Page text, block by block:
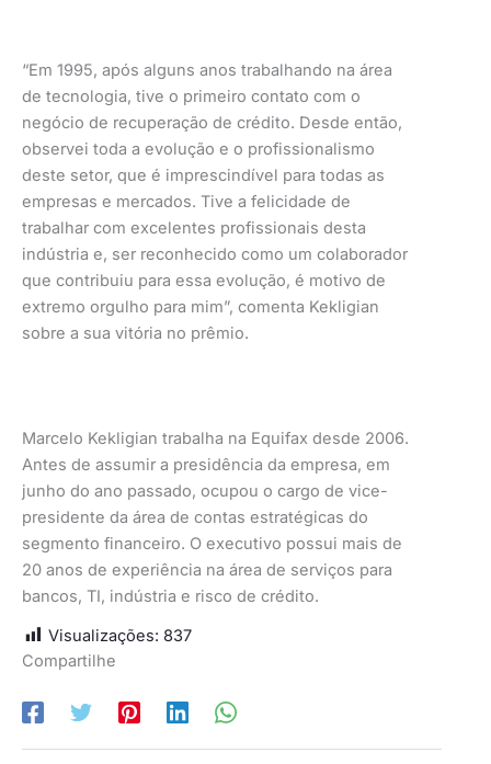
“Em 1995, após alguns anos trabalhando na área
de tecnologia, tive o primeiro contato com o
negócio de recuperação de crédito. Desde então,
observei toda a evolução e o profissionalismo
deste setor, que é imprescindível para todas as
empresas e mercados. Tive a felicidade de
trabalhar com excelentes profissionais desta
indústria e, ser reconhecido como um colaborador
que contribuiu para essa evolução, é motivo de
extremo orgulho para mim”, comenta Kekligian
sobre a sua vitória no prêmio.
Marcelo Kekligian trabalha na Equifax desde 2006.
Antes de assumir a presidência da empresa, em
junho do ano passado, ocupou o cargo de vice-
presidente da área de contas estratégicas do
segmento financeiro. O executivo possui mais de
20 anos de experiência na área de serviços para
bancos, TI, indústria e risco de crédito.
Visualizações: 837
Compartilhe